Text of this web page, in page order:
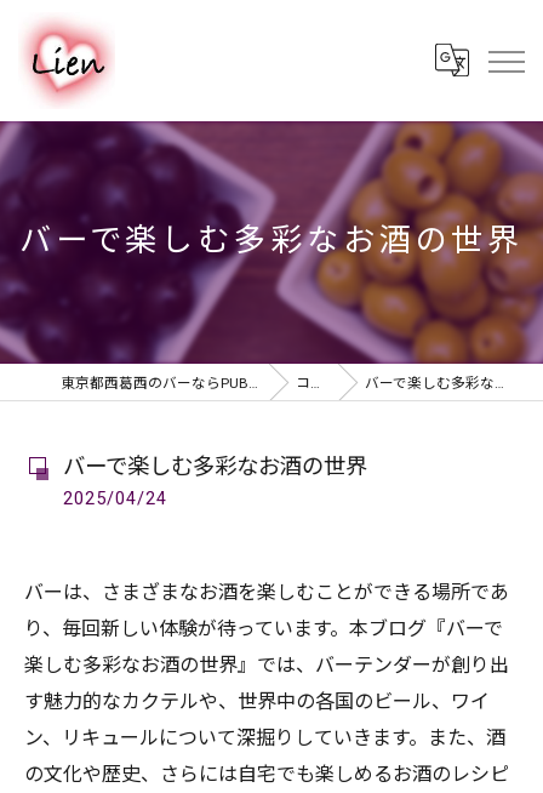
バーで楽しむ多彩なお酒の世界
東京都西葛西のバーならPUB & BAR Lien コラム バーで楽しむ多彩なお酒の世界
バーで楽しむ多彩なお酒の世界
2025/04/24
バーは、さまざまなお酒を楽しむことができる場所であ
り、毎回新しい体験が待っています。本ブログ『バーで
楽しむ多彩なお酒の世界』では、バーテンダーが創り出
す魅力的なカクテルや、世界中の各国のビール、ワイ
ン、リキュールについて深掘りしていきます。また、酒
の文化や歴史、さらには自宅でも楽しめるお酒のレシピ